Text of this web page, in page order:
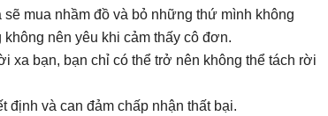
mua nhầm đồ và bỏ những thứ mình không
nên yêu khi cảm thấy cô đơn.
xa bạn, bạn chỉ có thể trở nên không thể tách rời
định và can đảm chấp nhận thất bại.